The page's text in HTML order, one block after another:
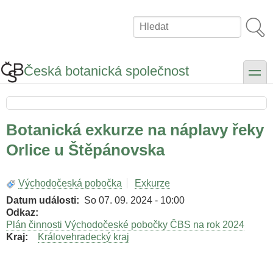
Hledat
Česká botanická společnost toggle
Botanická exkurze na náplavy řeky
Orlice u Štěpánovska
Východočeská pobočka
Exkurze
Datum události
So 07. 09. 2024 - 10:00
Odkaz
Plán činnosti Východočeské pobočky ČBS na rok 2024
Kraj
Královehradecký kraj